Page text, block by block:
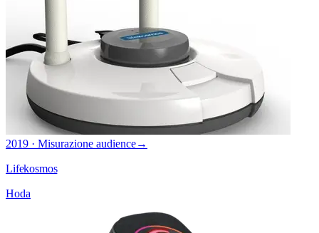
2019 · Misurazione audience→
Lifekosmos
Hoda